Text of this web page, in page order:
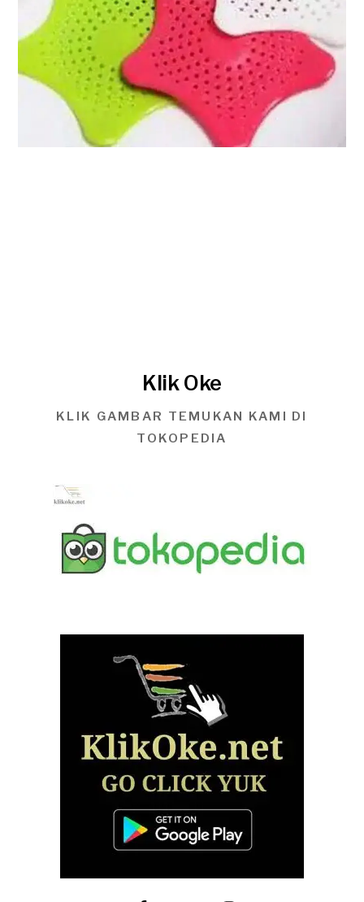
Klik Oke
KLIK GAMBAR TEMUKAN KAMI DI
TOKOPEDIA